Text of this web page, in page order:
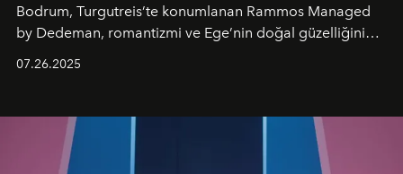
Bodrum, Turgutreis’te konumlanan Rammos Managed
by Dedeman, romantizmi ve Ege’nin doğal güzelliğini
07.26.2025